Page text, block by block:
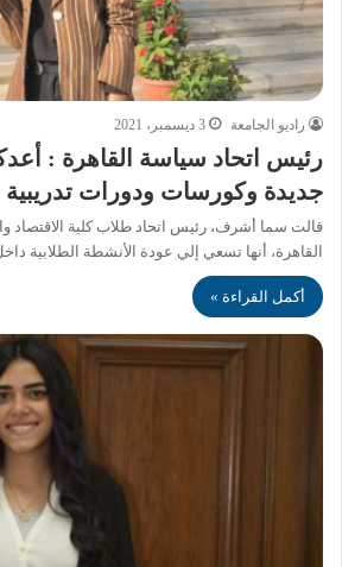
راديو الجامعة 3 ديسمبر، 2021
رئيس اتحاد سياسة القاهرة :
جديدة وكورسات ودورات تدريبية
قالت سما أشرف، رئيس اتحاد طلاب كلية الاقتصاد
القاهرة، أنها تسعي إلي عودة الأنشطة الطلابية
أكمل القراءة »